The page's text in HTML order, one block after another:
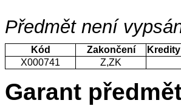
Předmět není
Kód Zakončení
X000741
Z,ZK
Garant